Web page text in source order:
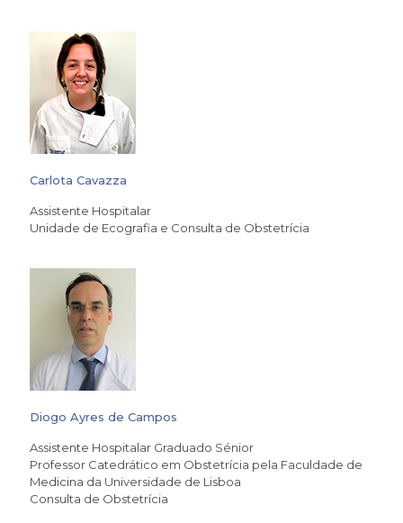
Carlota Cavazza
Assistente Hospitalar
Unidade de Ecografia e Consulta de Obstetrícia
Diogo Ayres de Campos
Assistente Hospitalar Graduado Sénior
Professor Catedrático em Obstetrícia pela Faculdade de
Medicina da Universidade de Lisboa
Consulta de Obstetrícia